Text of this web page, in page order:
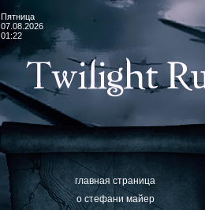
Пятница
07.08.2026
01:22
главная страница
о стефани майер